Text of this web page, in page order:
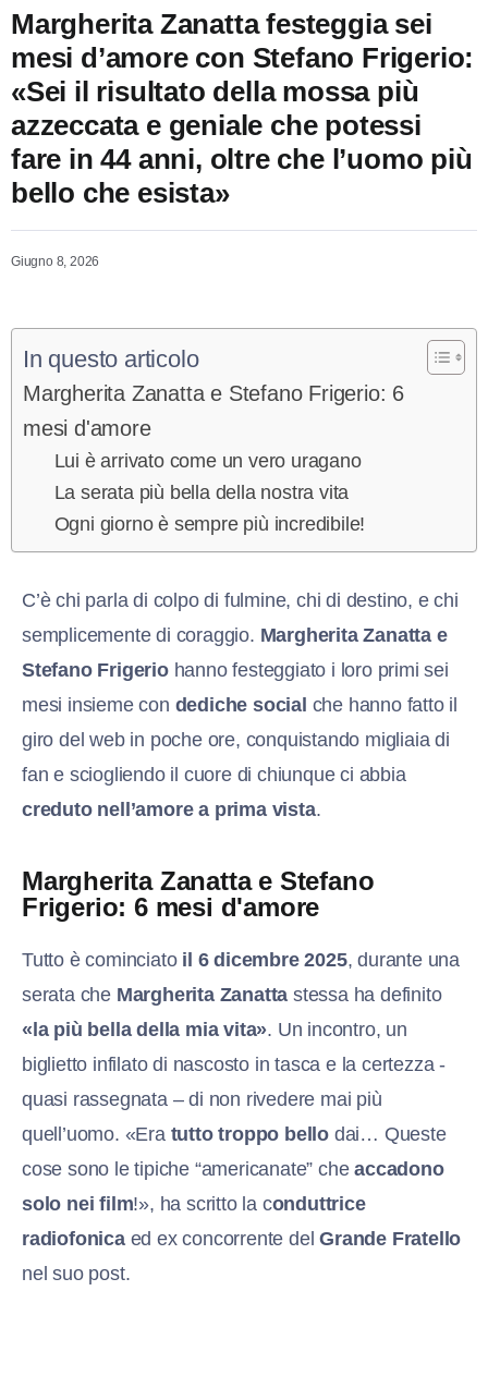
Margherita Zanatta festeggia sei
mesi d’amore con Stefano Frigerio:
«Sei il risultato della mossa più
azzeccata e geniale che potessi
fare in 44 anni, oltre che l’uomo più
bello che esista»
Giugno 8, 2026
In questo articolo
Margherita Zanatta e Stefano Frigerio: 6
mesi d'amore
Lui è arrivato come un vero uragano
La serata più bella della nostra vita
Ogni giorno è sempre più incredibile!
C’è chi parla di colpo di fulmine, chi di destino, e chi
semplicemente di coraggio. Margherita Zanatta e
Stefano Frigeriohanno festeggiato i loro primi sei
mesi insieme con dediche social che hanno fatto il
giro del web in poche ore, conquistando migliaia di
fan e sciogliendo il cuore di chiunque ci abbia
creduto nell’amore a prima vista.
Margherita Zanatta e Stefano
Frigerio: 6 mesi d'amore
Tutto è cominciato il 6 dicembre 2025, durante una
serata che Margherita Zanatta stessa ha definito
«la più bella della mia vita». Un incontro, un
biglietto infilato di nascosto in tasca e la certezza -
quasi rassegnata – di non rivedere mai più
quell’uomo. «Era tutto troppo bello dai… Queste
cose sono le tipiche “americanate” cheaccadono
solo nei film!», ha scritto la conduttrice
radiofonicaed ex concorrente delGrande Fratello
nel suo post.